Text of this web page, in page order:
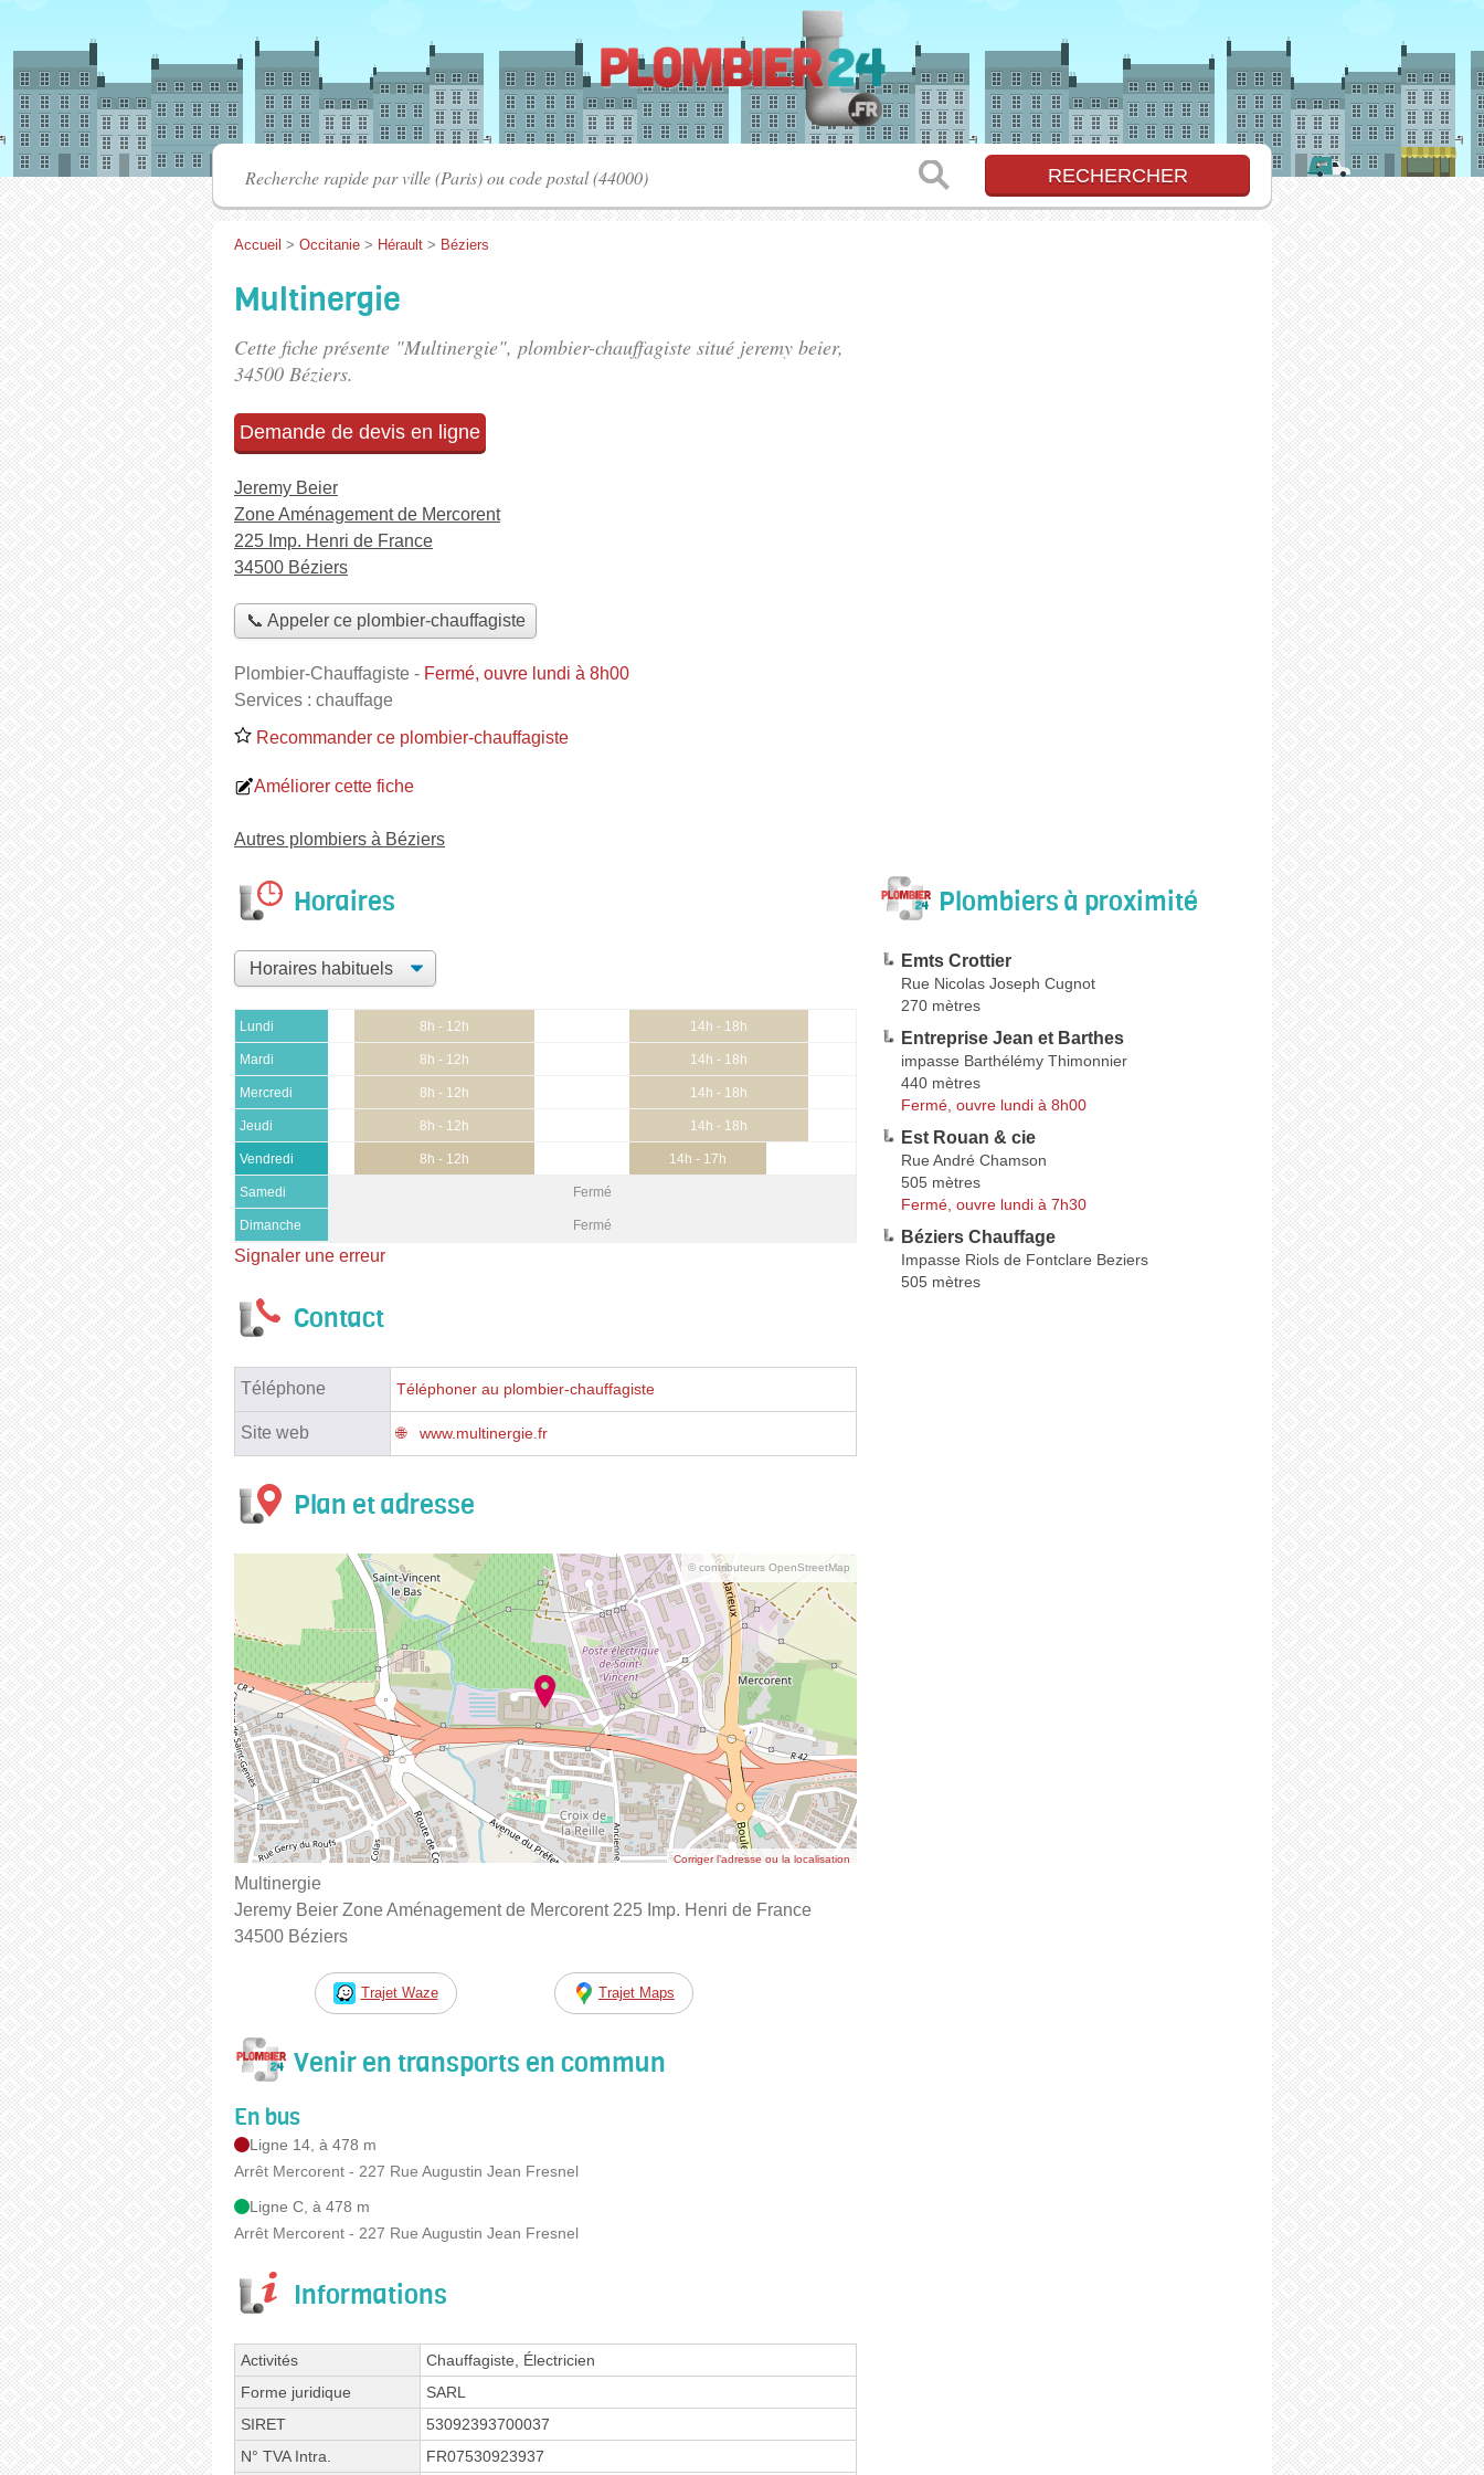
Accueil > Occitanie > Hérault > Béziers
Multinergie
Cette fiche présente "Multinergie", plombier-chauffagiste situé jeremy beier,
34500 Béziers.
Demande de devis en ligne
Jeremy Beier
Zone Aménagement de Mercorent
225 Imp. Henri de France
34500 Béziers
📞 Appeler ce plombier-chauffagiste
Plombier-Chauffagiste - Fermé, ouvre lundi à 8h00
Services : chauffage
Recommander ce plombier-chauffagiste
Améliorer cette fiche
Autres plombiers à Béziers
Horaires
Lundi 8h - 12h 14h - 18h
Mardi 8h - 12h 14h - 18h
Mercredi 8h - 12h 14h - 18h
Jeudi 8h - 12h 14h - 18h
Vendredi 8h - 12h 14h - 17h
Samedi Fermé
Dimanche Fermé
Signaler une erreur
Contact
Téléphone Téléphoner au plombier-chauffagiste
Site web www.multinergie.fr
Plan et adresse
© contributeurs OpenStreetMap
Corriger l’adresse ou la localisation
Multinergie
Jeremy Beier Zone Aménagement de Mercorent 225 Imp. Henri de France
34500 Béziers
Trajet Waze Trajet Maps
Venir en transports en commun
En bus
Ligne 14, à 478 m
Arrêt Mercorent - 227 Rue Augustin Jean Fresnel
Ligne C, à 478 m
Arrêt Mercorent - 227 Rue Augustin Jean Fresnel
Informations
Activités
Chauffagiste, Électricien
Forme juridique
SARL
SIRET
53092393700037
N° TVA Intra.
FR07530923937
Plombiers à proximité
Emts Crottier
Rue Nicolas Joseph Cugnot
270 mètres
Entreprise Jean et Barthes
impasse Barthélémy Thimonnier
440 mètres
Fermé, ouvre lundi à 8h00
Est Rouan & cie
Rue André Chamson
505 mètres
Fermé, ouvre lundi à 7h30
Béziers Chauffage
Impasse Riols de Fontclare Beziers
505 mètres